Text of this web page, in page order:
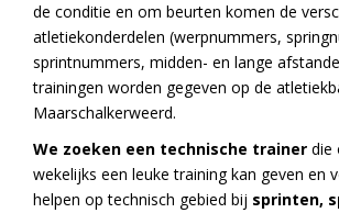
de conditie en om beurten komen de
atletiekonderdelen (werpnummers,
sprintnummers, midden- en lange
trainingen worden gegeven op de
Maarschalkerweerd.
We zoeken een technische trainer die
wekelijks een leuke training kan geven en
helpen op technisch gebied bij sprinten,